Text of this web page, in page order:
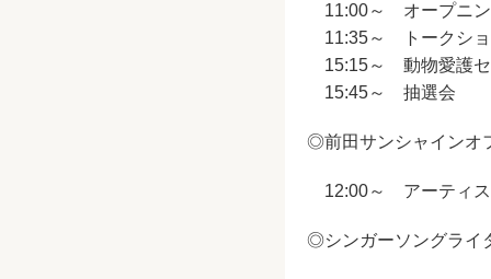
11:00～ オープニン
11:35～ トークシ
15:15～ 動物愛護セ
15:45～ 抽選会
◎前田サンシャインオ
12:00～ アーティス
◎シンガーソングライ